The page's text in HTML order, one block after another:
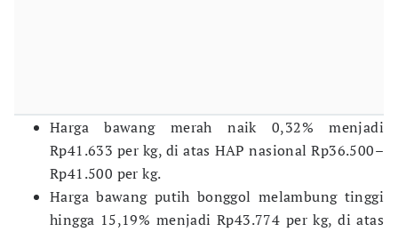
Harga bawang merah naik 0,32% menjadi
Rp41.633 per kg, di atas HAP nasional Rp36.500–
Rp41.500 per kg.
Harga bawang putih bonggol melambung tinggi
hingga 15,19% menjadi Rp43.774 per kg, di atas